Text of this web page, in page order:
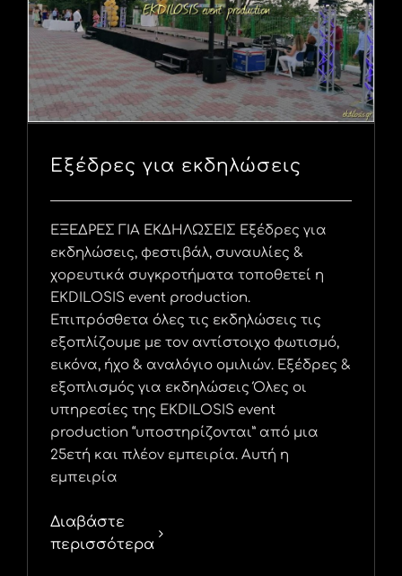
Εξέδρες για εκδηλώσεις
ΕΞΕΔΡΕΣ ΓΙΑ ΕΚΔΗΛΩΣΕΙΣ Εξέδρες για
εκδηλώσεις, φεστιβάλ, συναυλίες &
χορευτικά συγκροτήματα τοποθετεί η
EKDILOSIS event production.
Επιπρόσθετα όλες τις εκδηλώσεις τις
εξοπλίζουμε με τον αντίστοιχο φωτισμό,
εικόνα, ήχο & αναλόγιο ομιλιών. Εξέδρες &
εξοπλισμός για εκδηλώσεις Όλες οι
υπηρεσίες της EKDILOSIS event
production “υποστηρίζονται” από μια
25ετή και πλέον εμπειρία. Αυτή η
εμπειρία
Διαβάστε
περισσότερα